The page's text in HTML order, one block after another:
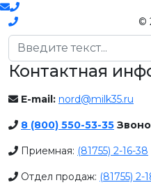
©
Поиск
Контактная
E-mail: nord@milk35.ru
8 (800) 550-53-35
Приемная: (81755) 2-16-38
Отдел продаж: (81755) 2-